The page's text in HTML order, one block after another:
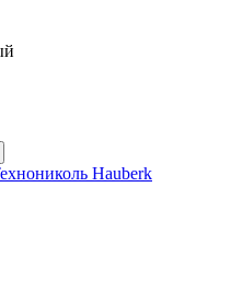
Hauberk